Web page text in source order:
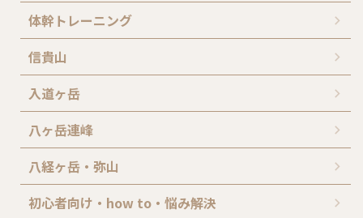
体幹トレーニング
信貴山
入道ヶ岳
八ヶ岳連峰
八経ヶ岳・弥山
初心者向け・how to・悩み解決